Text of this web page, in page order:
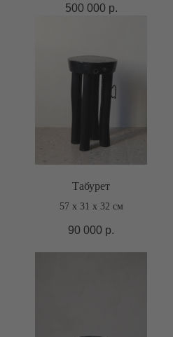
500 000 р.
Табурет
57 х 31 х 32 см
90 000 р.